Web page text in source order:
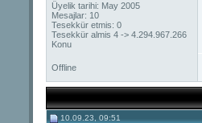
Üyelik tarihi: May 2005
Mesajlar: 10
Tesekkür etmis: 0
Tesekkür almis 4 -> 4.294.967.266
Konu
Offline
10.09.23, 09:51